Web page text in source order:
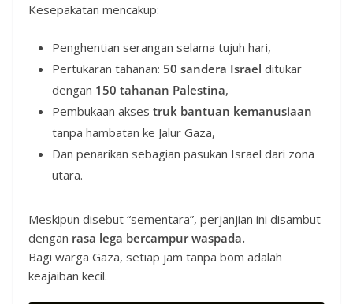
Kesepakatan mencakup:
Penghentian serangan selama tujuh hari,
Pertukaran tahanan: 50 sandera Israel ditukar
dengan 150 tahanan Palestina,
Pembukaan akses truk bantuan kemanusiaan
tanpa hambatan ke Jalur Gaza,
Dan penarikan sebagian pasukan Israel dari zona
utara.
Meskipun disebut “sementara”, perjanjian ini disambut
dengan rasa lega bercampur waspada.
Bagi warga Gaza, setiap jam tanpa bom adalah
keajaiban kecil.